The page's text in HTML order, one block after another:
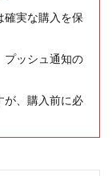
確実な購入を保
プッシュ通知の
が、購入前に必